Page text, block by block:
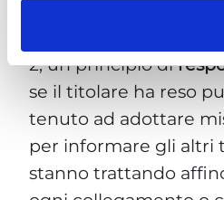
2, un principio di
se il titolare ha reso
tenuto ad adottare
per informare gli altri
stanno trattando